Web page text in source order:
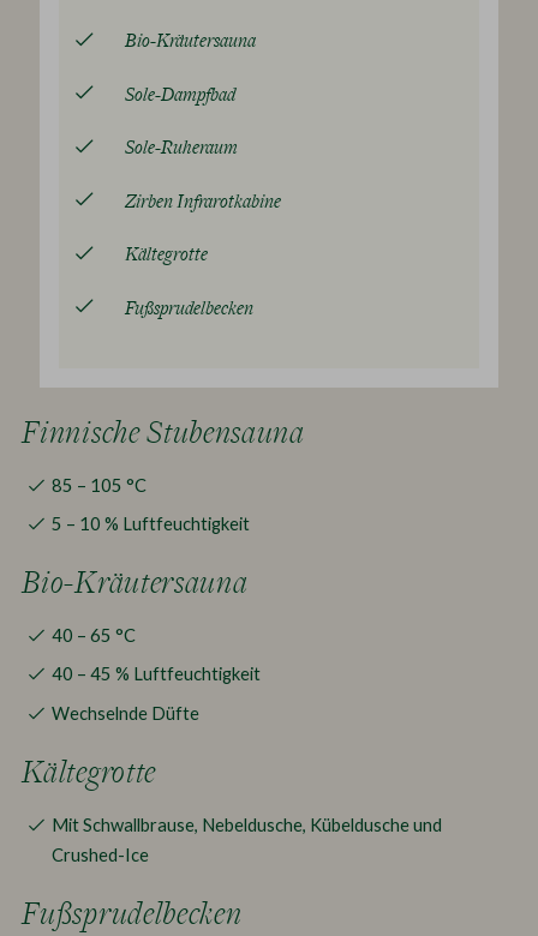
Bio-Kräutersauna
Sole-Dampfbad
Sole-Ruheraum
Zirben Infrarotkabine
Kältegrotte
Fußsprudelbecken
Finnische Stubensauna
85 – 105 °C
5 – 10 % Luftfeuchtigkeit
Bio-Kräutersauna
40 – 65 °C
40 – 45 % Luftfeuchtigkeit
Wechselnde Düfte
Kältegrotte
Mit Schwallbrause, Nebeldusche, Kübeldusche und
Crushed-Ice
Fußsprudelbecken